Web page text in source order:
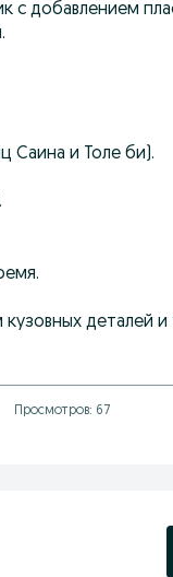
с добавлением
Саина и Толе би).
деталей
Просмотров: 67